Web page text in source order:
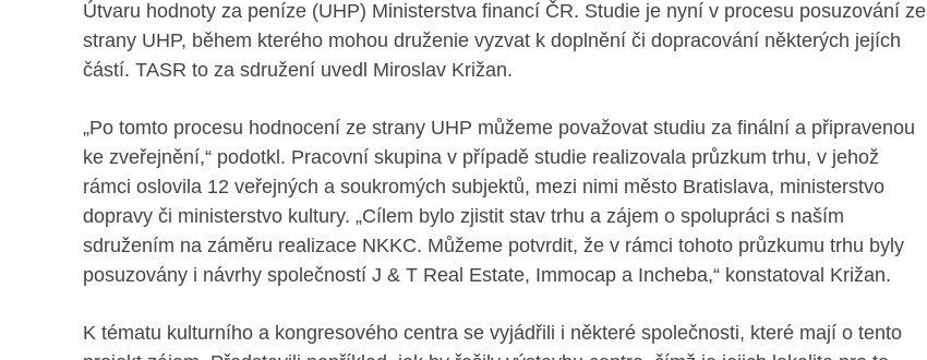
Útvaru hodnoty za peníze (UHP) Ministerstva financí ČR. Studie je nyní v procesu posuzování ze
strany UHP, během kterého mohou druženie vyzvat k doplnění či dopracování některých jejích
částí. TASR to za sdružení uvedl Miroslav Križan.
„Po tomto procesu hodnocení ze strany UHP můžeme považovat studiu za finální a připravenou
ke zveřejnění,“ podotkl. Pracovní skupina v případě studie realizovala průzkum trhu, v jehož
rámci oslovila 12 veřejných a soukromých subjektů, mezi nimi město Bratislava, ministerstvo
dopravy či ministerstvo kultury. „Cílem bylo zjistit stav trhu a zájem o spolupráci s naším
sdružením na záměru realizace NKKC. Můžeme potvrdit, že v rámci tohoto průzkumu trhu byly
posuzovány i návrhy společností J & T Real Estate, Immocap a Incheba,“ konstatoval Križan.
K tématu kulturního a kongresového centra se vyjádřili i některé společnosti, které mají o tento